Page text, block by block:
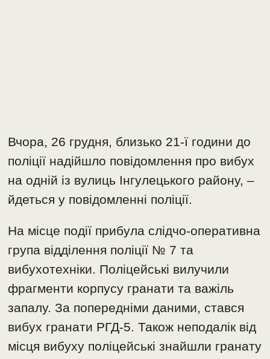
Вчора, 26 грудня, близько 21-ї години до
поліції надійшло повідомлення про вибух
на одній із вулиць Інгулецького району, –
йдеться у повідомленні поліції.
На місце події прибула слідчо-оперативна
група відділення поліції № 7 та
вибухотехніки. Поліцейські вилучили
фрагменти корпусу гранати та важіль
запалу. За попередніми даними, стався
вибух гранати РГД-5. Також неподалік від
місця вибуху поліцейські знайшли гранату